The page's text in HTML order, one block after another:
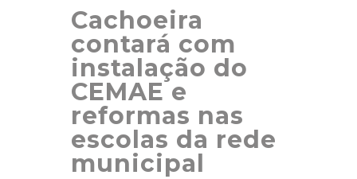
Cachoeira
contará com
instalação do
CEMAE e
reformas nas
escolas da rede
municipal